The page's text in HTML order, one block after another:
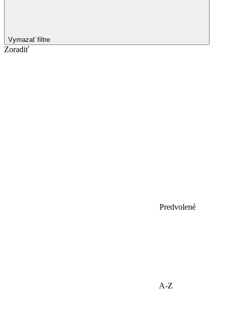
Vymazať filtre
Zoradiť
Predvolené
A-Z